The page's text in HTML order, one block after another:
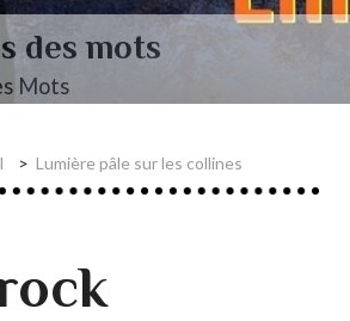
Lumière pâle sur les collines